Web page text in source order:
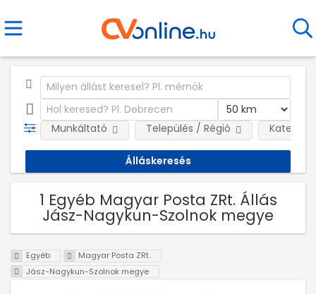
Munkáltató Település / Régió
1 Egyéb Magyar Posta ZRt. Állás
Jász-Nagykun-Szolnok megye
Egyéb
Magyar Posta ZRt.
Jász-Nagykun-Szolnok megye